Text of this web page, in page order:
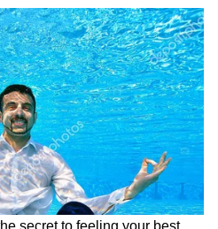
बड़ा फूडी कौन ?
on Instagram
Refrigerator Food Safety:
बारिश के बाद सबसे पहले चेक करें
फ्रिज! ये 10 चीजें मिलीं तो तुरंत करें
बाहर